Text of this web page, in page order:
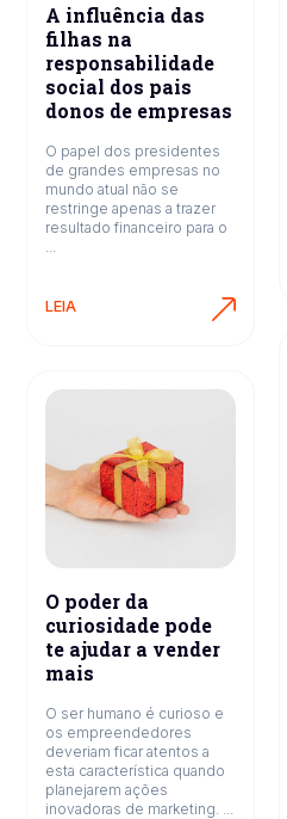
A influência das
filhas na
responsabilidade
social dos pais
donos de empresas
O papel dos presidentes
de grandes empresas no
mundo atual não se
restringe apenas a trazer
resultado financeiro para o
LEIA
O poder da
curiosidade pode
te ajudar a vender
mais
O ser humano é curioso e
os empreendedores
deveriam ficar atentos a
esta característica quando
planejarem ações
inovadoras de marketing. ...